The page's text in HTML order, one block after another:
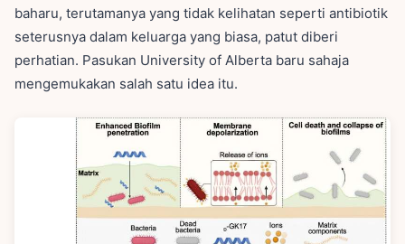
baharu, terutamanya yang tidak kelihatan seperti antibiotik
seterusnya dalam keluarga yang biasa, patut diberi
perhatian. Pasukan University of Alberta baru sahaja
mengemukakan salah satu idea itu.